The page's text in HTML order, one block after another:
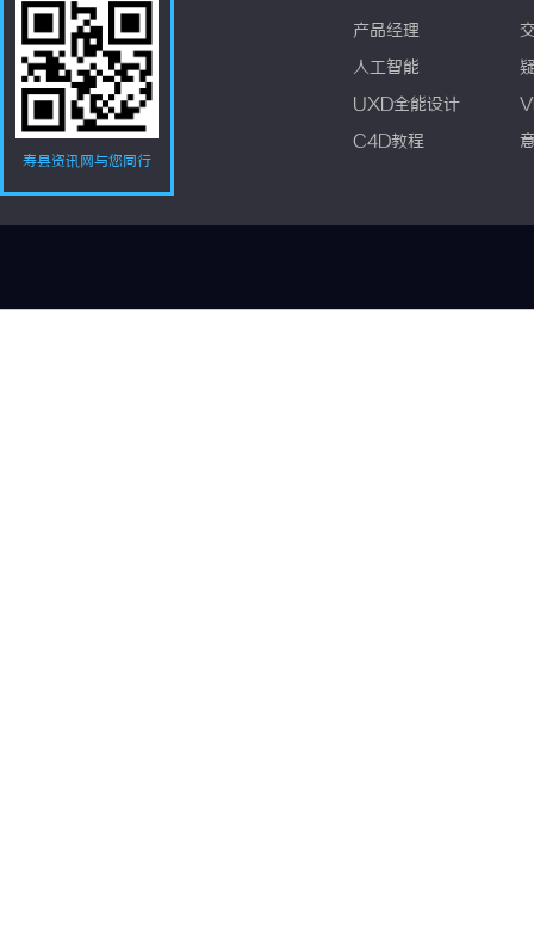
寿县资讯网与您同行
产品经理
人工智能
UXD全能设计
C4D教程